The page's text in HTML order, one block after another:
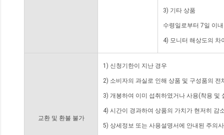
3) 기타 상품
수령일로부터 7일 이
4) 모니터 해상도의 차
교환 및 환불 불가
1) 신청기한이 지난 경우
2) 소비자의 과실로 인해 상품 및 구성품의
3) 개봉하여 이미 섭취하였거나 사용(착용 및
4) 시간이 경과하여 상품의 가치가 현저히 감
5) 상세정보 또는 사용설명서에 안내된 주의